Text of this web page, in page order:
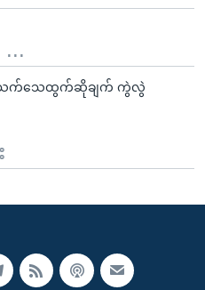
သက်သေထွက်ဆိုချက် ကွဲလွဲ